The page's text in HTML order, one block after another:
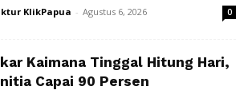
KlikPapua - Agustus 6, 2026 0
Kaimana Tinggal Hitung Hari,
Capai 90 Persen